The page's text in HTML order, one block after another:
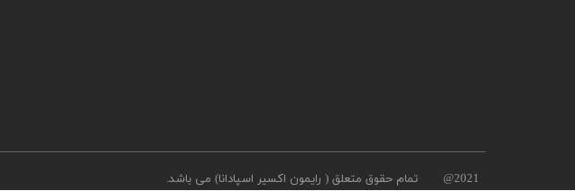
2021@ تمام حقوق متعلق ( رایمون اکسیر اسپادانا) می باشد.